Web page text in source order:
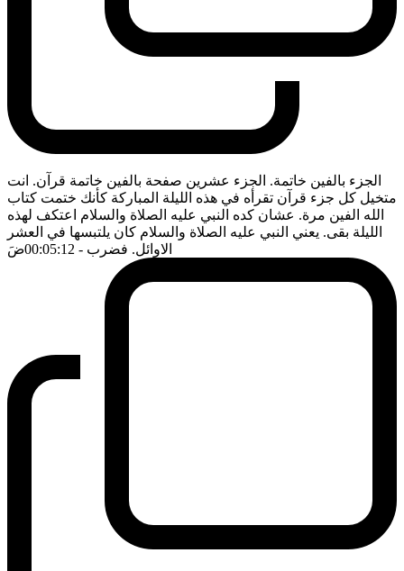
الجزء بالفين خاتمة. الجزء عشرين صفحة بالفين خاتمة قرآن. انت
متخيل كل جزء قرآن تقرأه في هذه الليلة المباركة كأنك ختمت كتاب
الله الفين مرة. عشان كده النبي عليه الصلاة والسلام اعتكف لهذه
الليلة بقى. يعني النبي عليه الصلاة والسلام كان يلتبسها في العشر
الاوائل. فضرب - 00:05:12 ضَ